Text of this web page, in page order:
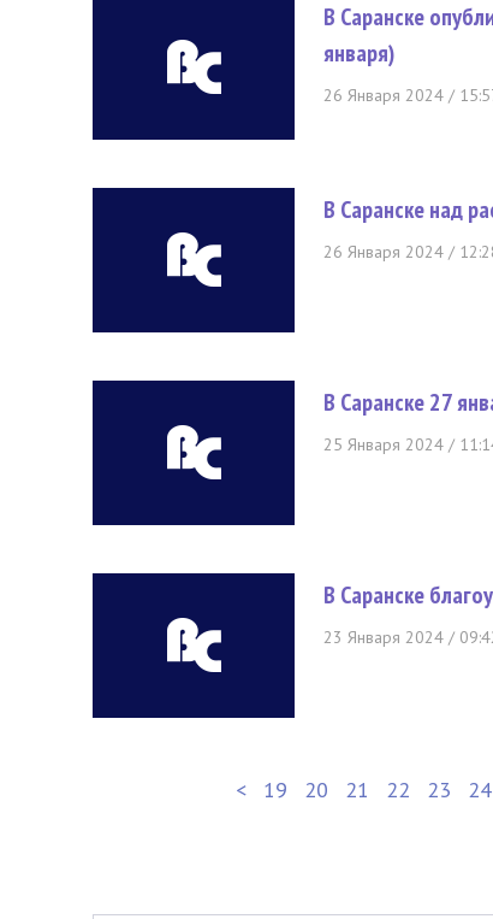
В Саранске
января)
26 Января 2024 /
В Саранске над
26 Января 2024 /
В Саранске 27
25 Января 2024 /
В Саранске
23 Января 2024 /
< 19 20 21 22 23 24